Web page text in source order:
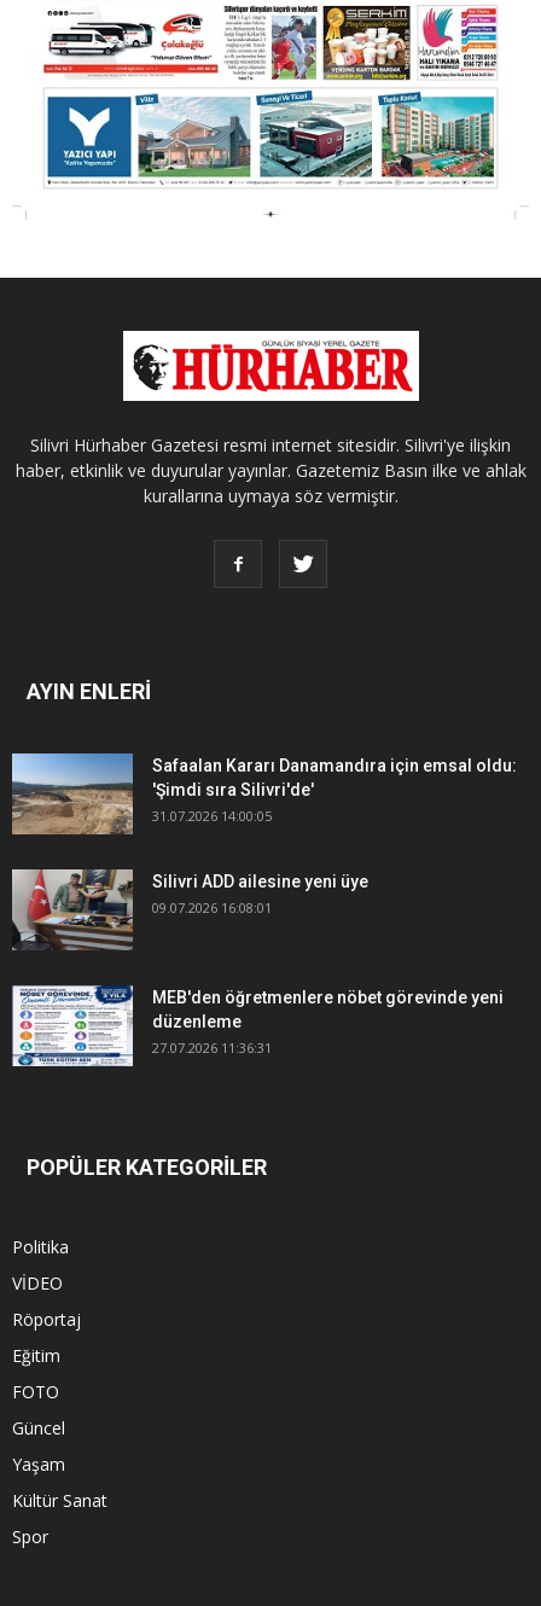
Silivri Hürhaber Gazetesi resmi internet sitesidir. Silivri'ye ilişkin
haber, etkinlik ve duyurular yayınlar. Gazetemiz Basın ilke ve ahlak
kurallarına uymaya söz vermiştir.
AYIN ENLERİ
Safaalan Kararı Danamandıra için emsal oldu:
'Şimdi sıra Silivri'de'
31.07.2026 14:00:05
Silivri ADD ailesine yeni üye
09.07.2026 16:08:01
MEB'den öğretmenlere nöbet görevinde yeni
düzenleme
27.07.2026 11:36:31
POPÜLER KATEGORİLER
Politika
VİDEO
Röportaj
Eğitim
FOTO
Güncel
Yaşam
Kültür Sanat
Spor